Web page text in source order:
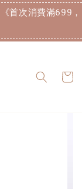
首次消費滿699，